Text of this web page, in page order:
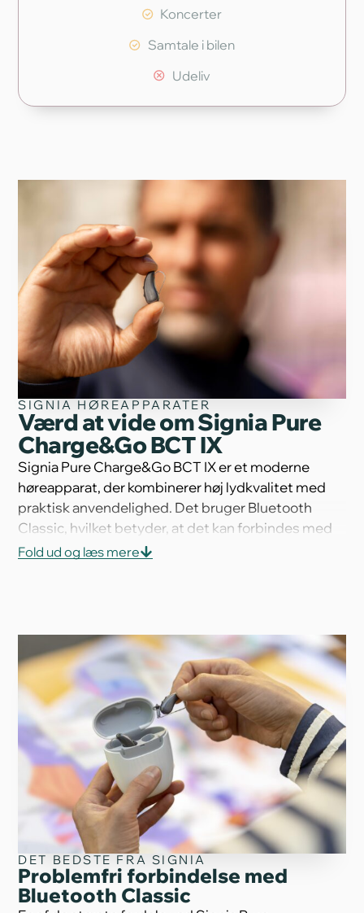
Koncerter
Samtale i bilen
Udeliv
SIGNIA HØREAPPARATER
Værd at vide om Signia Pure
Charge&Go BCT IX
Signia Pure Charge&Go BCT IX er et moderne
høreapparat, der kombinerer høj lydkvalitet med
praktisk anvendelighed. Det bruger Bluetooth
Classic, hvilket betyder, at det kan forbindes med
langt de fleste enheder – også ældre telefoner, tv
op til 36 timers batteritid, indbygget telespole til
brug i fx kirker og biografer, og kan styres via en
app. En god løsning til dig, der vil have nem
tilslutning, lang driftstid og tydelig lyd i hverdagen.
Fold ud og læs mere
DET BEDSTE FRA SIGNIA
Problemfri forbindelse med
Bluetooth Classic